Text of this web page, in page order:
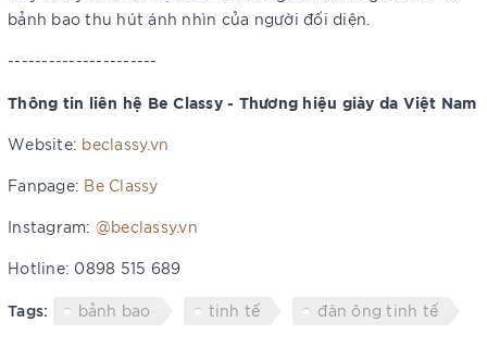
bảnh bao thu hút ánh nhìn của người đối diện.
----------------------
Thông tin liên hệ Be Classy - Thương hiệu giày da Việt Nam
Website: beclassy.vn
Fanpage: Be Classy
Instagram: @beclassy.vn
Hotline: 0898 515 689
Tags: bảnh bao tinh tế đàn ông tinh tế